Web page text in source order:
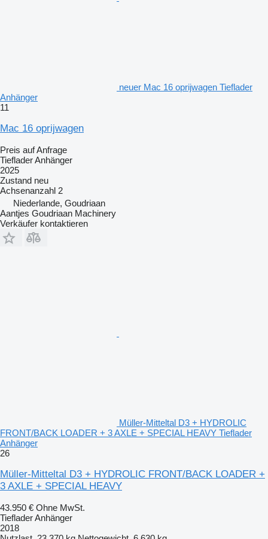
neuer Mac 16 oprijwagen Tieflader
Anhänger
11
Mac 16 oprijwagen
Preis auf Anfrage
Tieflader Anhänger
2025
Zustand neu
Achsenanzahl 2
Niederlande, Goudriaan
Aantjes Goudriaan Machinery
Verkäufer kontaktieren
Müller-Mitteltal D3 + HYDROLIC
FRONT/BACK LOADER + 3 AXLE + SPECIAL HEAVY Tieflader
Anhänger
26
Müller-Mitteltal D3 + HYDROLIC FRONT/BACK LOADER +
3 AXLE + SPECIAL HEAVY
43.950 € Ohne MwSt.
Tieflader Anhänger
2018